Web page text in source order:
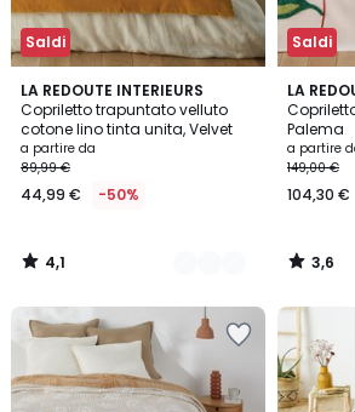
Saldi
LA REDOUTE INTERIEURS
Copriletto trapuntato velluto
cotone lino tinta unita, Velvet
a partire da
89,99 €
44,99 € -50%
4,1
/ 5
6
Colori
4,1
/
Saldi
LA
Palema
a partire
149,00 €
104,30 €
3,6
/ 5
3,6
/